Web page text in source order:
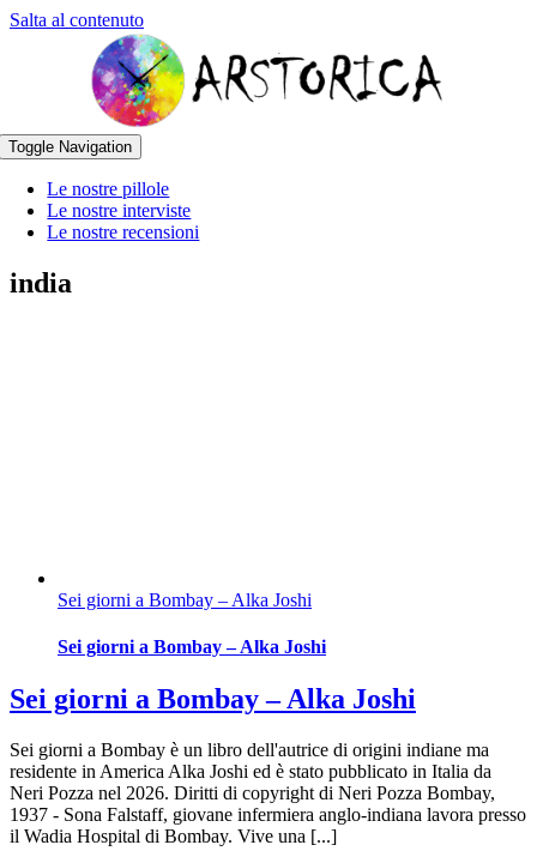
Salta al contenuto
Toggle Navigation
Le nostre pillole
Le nostre interviste
Le nostre recensioni
india
Sei giorni a Bombay – Alka Joshi
Sei giorni a Bombay – Alka Joshi
Sei giorni a Bombay – Alka Joshi
Sei giorni a Bombay è un libro dell'autrice di origini indiane ma
residente in America Alka Joshi ed è stato pubblicato in Italia da
Neri Pozza nel 2026. Diritti di copyright di Neri Pozza Bombay,
1937 - Sona Falstaff, giovane infermiera anglo-indiana lavora presso
il Wadia Hospital di Bombay. Vive una [...]